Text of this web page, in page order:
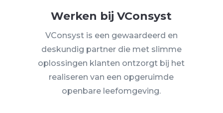
Werken bij VConsyst
VConsyst is een gewaardeerd en
deskundig partner die met slimme
oplossingen klanten ontzorgt bij het
realiseren van een opgeruimde
openbare leefomgeving.